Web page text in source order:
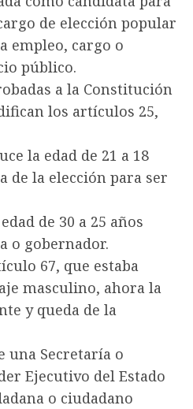
de elección popular
empleo, cargo o
público.
a la Constitución
los artículos 25,
la edad de 21 a 18
de la elección para ser
de 30 a 25 años
o gobernador.
67, que estaba
masculino, ahora la
y queda de la
una Secretaría o
Ejecutivo del Estado
o ciudadano